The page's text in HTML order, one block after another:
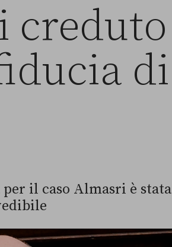
creduto
di
il caso Almasri è stata